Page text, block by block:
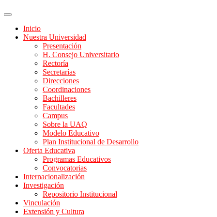
Inicio
Nuestra Universidad
Presentación
H. Consejo Universitario
Rectoría
Secretarías
Direcciones
Coordinaciones
Bachilleres
Facultades
Campus
Sobre la UAQ
Modelo Educativo
Plan Institucional de Desarrollo
Oferta Educativa
Programas Educativos
Convocatorias
Internacionalización
Investigación
Repositorio Institucional
Vinculación
Extensión y Cultura